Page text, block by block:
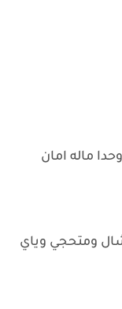
ماله امان
ومتحجي وياي